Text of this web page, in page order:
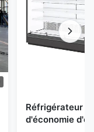
Réfrigérateur
d'économie